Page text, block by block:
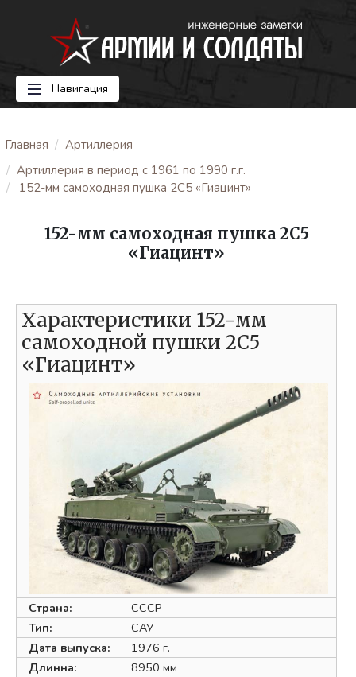
Навигация
Главная
Артиллерия
Артиллерия в период с 1961 по 1990 г.г.
152-мм самоходная пушка 2С5 «Гиацинт»
152-мм самоходная пушка 2С5
«Гиацинт»
Характеристики 152-мм
самоходной пушки 2С5
«Гиацинт»
Страна:
СССР
Тип:
САУ
Дата выпуска:
1976 г.
Длинна:
8950 мм